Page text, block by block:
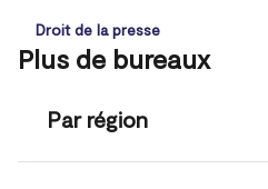
Droit de la presse
Plus de bureaux
Par région